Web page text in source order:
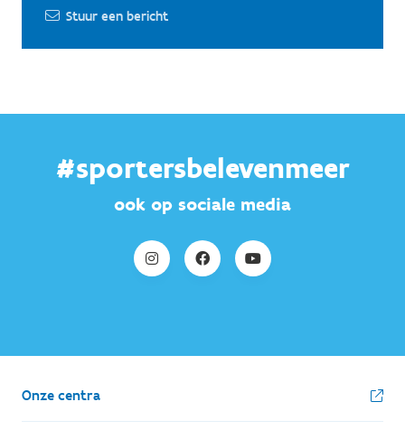
Stuur een bericht
#sportersbelevenmeer
ook op sociale media
Onze centra